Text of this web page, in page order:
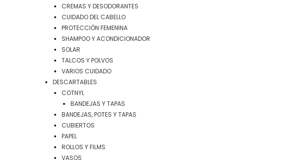
CREMAS Y DESODORANTES
CUIDADO DEL CABELLO
PROTECCIÓN FEMENINA
SHAMPOO Y ACONDICIONADOR
SOLAR
TALCOS Y POLVOS
VARIOS CUIDADO
DESCARTABLES
COTNYL
BANDEJAS Y TAPAS
BANDEJAS, POTES Y TAPAS
CUBIERTOS
PAPEL
ROLLOS Y FILMS
VASOS